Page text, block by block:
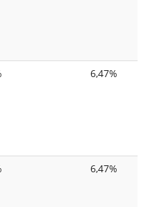
6,47%
6,47%